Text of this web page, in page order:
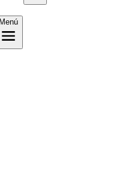
Menú